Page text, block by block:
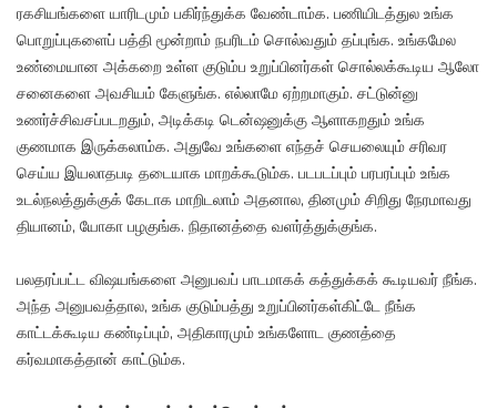
ரகசியங்களை யாரிடமும் பகிர்ந்துக்க வேண்டாம்க. பணியிடத்துல உங்க
பொறுப்புகளைப் பத்தி மூன்றாம் நபரிடம் சொல்வதும் தப்புங்க. உங்கமேல
உண்மையான அக்கறை உள்ள குடும்ப உறுப்பினர்கள் சொல்லக்கூடிய ஆலோ
சனைகளை அவசியம் கேளுங்க. எல்லாமே ஏற்றமாகும். சட்டுன்னு
உணர்ச்சிவசப்படறதும், அடிக்கடி டென்ஷனுக்கு ஆளாகறதும் உங்க
குணமாக இருக்கலாம்க. அதுவே உங்களை எந்தச் செயலையும் சரிவர
செய்ய இயலாதபடி தடையாக மாறக்கூடும்க. படபடப்பும் பரபரப்பும் உங்க
உடல்நலத்துக்குக் கேடாக மாறிடலாம் அதனால, தினமும் சிறிது நேரமாவது
தியானம், யோகா பழகுங்க. நிதானத்தை வளர்த்துக்குங்க.
பலதரப்பட்ட விஷயங்களை அனுபவப் பாடமாகக் கத்துக்கக் கூடியவர் நீங்க.
அந்த அனுபவத்தால, உங்க குடும்பத்து உறுப்பினர்கள்கிட்டே நீங்க
காட்டக்கூடிய கண்டிப்பும், அதிகாரமும் உங்களோட குணத்தை
கர்வமாகத்தான் காட்டும்க.